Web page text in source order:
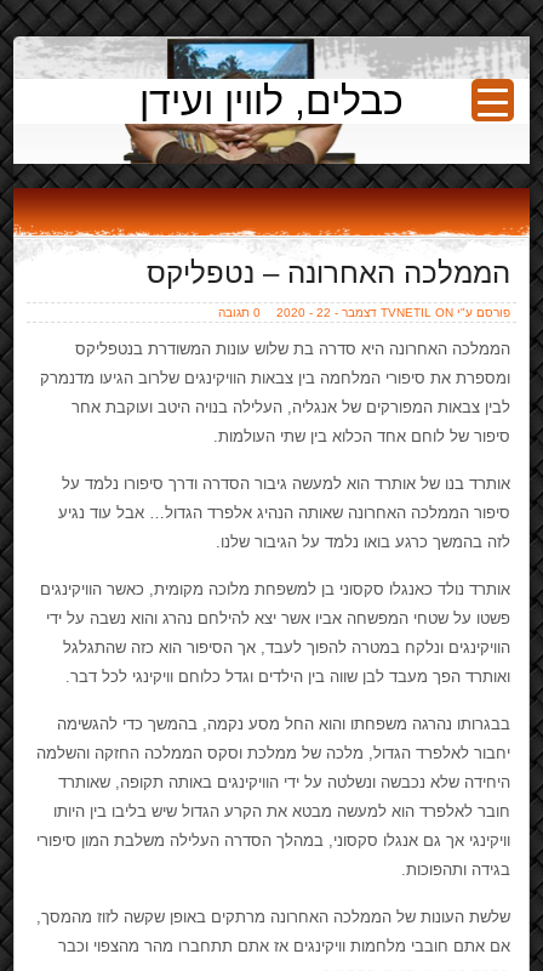
כבלים, לווין ועידן
הממלכה האחרונה – נטפליקס
פורסם ע"י TVNETIL ON דצמבר - 22 - 2020 0 תגובה
הממלכה האחרונה היא סדרה בת שלוש עונות המשודרת בנטפליקס
ומספרת את סיפורי המלחמה בין צבאות הוויקינגים שלרוב הגיעו מדנמרק
לבין צבאות המפורקים של אנגליה, העלילה בנויה היטב ועוקבת אחר
סיפור של לוחם אחד הכלוא בין שתי העולמות.
אותרד בנו של אותרד הוא למעשה גיבור הסדרה ודרך סיפורו נלמד על
סיפור הממלכה האחרונה שאותה הנהיג אלפרד הגדול… אבל עוד נגיע
לזה בהמשך כרגע בואו נלמד על הגיבור שלנו.
אותרד נולד כאנגלו סקסוני בן למשפחת מלוכה מקומית, כאשר הוויקינגים
פשטו על שטחי המפשחה אביו אשר יצא להילחם נהרג והוא נשבה על ידי
הוויקינגים ונלקח במטרה להפוך לעבד, אך הסיפור הוא כזה שהתגלגל
ואותרד הפך מעבד לבן שווה בין הילדים וגדל כלוחם וויקינגי לכל דבר.
בבגרותו נהרגה משפחתו והוא החל מסע נקמה, בהמשך כדי להגשימה
יחבור לאלפרד הגדול, מלכה של ממלכת וסקס הממלכה החזקה והשלמה
היחידה שלא נכבשה ונשלטה על ידי הוויקינגים באותה תקופה, שאותרד
חובר לאלפרד הוא למעשה מבטא את הקרע הגדול שיש בליבו בין היותו
וויקינגי אך גם אנגלו סקסוני, במהלך הסדרה העלילה משלבת המון סיפורי
בגידה ותהפוכות.
שלשת העונות של הממלכה האחרונה מרתקים באופן שקשה לזוז מהמסך,
אם אתם חובבי מלחמות וויקינגים אז אתם תתחברו מהר מהצפוי וכבר